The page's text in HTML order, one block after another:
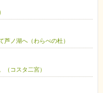
ノ湖へ（わらべの杜）
（コスタ二宮）